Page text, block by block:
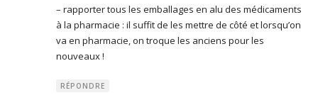
– rapporter tous les emballages en alu des médicaments
à la pharmacie : il suffit de les mettre de côté et lorsqu’on
va en pharmacie, on troque les anciens pour les
nouveaux !
RÉPONDRE